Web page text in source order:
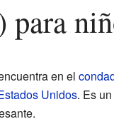
para
en el
Unidos. Es